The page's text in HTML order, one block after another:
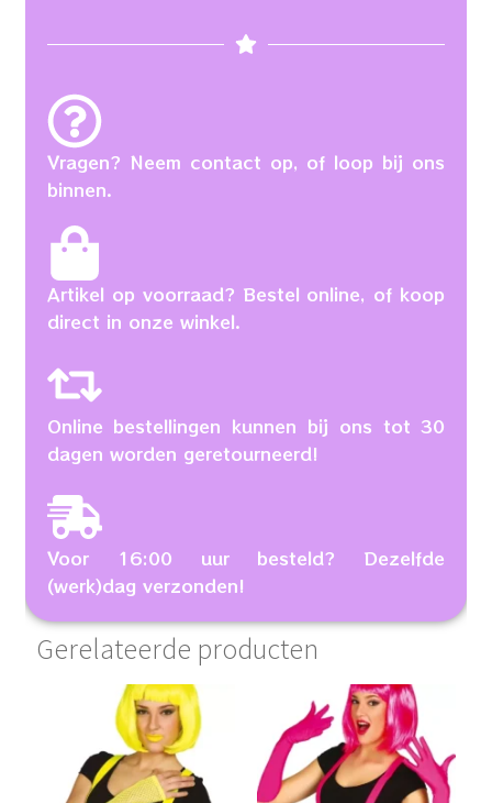
Vragen? Neem contact op, of loop bij ons
binnen.
Artikel op voorraad? Bestel online, of koop
direct in onze winkel.
Online bestellingen kunnen bij ons tot 30
dagen worden geretourneerd!
Voor 16:00 uur besteld? Dezelfde
(werk)dag verzonden!
Gerelateerde producten